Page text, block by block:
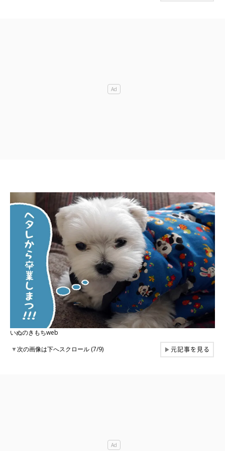
いぬのきもちweb
▼次の画像は下へスクロール (7/9) ▶元記事を見る